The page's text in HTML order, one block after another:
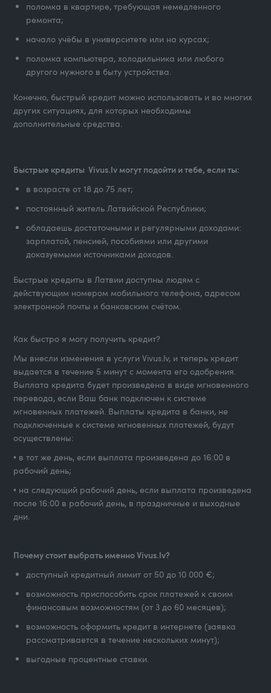
поломка в квартире, требующая немедленного
ремонта;
начало учёбы в университете или на курсах;
поломка компьютера, холодильника или любого
другого нужного в быту устройства.
Конечно, быстрый кредит можно использовать и во многих
других ситуациях, для которых необходимы
дополнительные средства.
Быстрые кредиты Vivus.lv могут подойти и тебе, если ты:
в возрасте от 18 до 75 лет;
постоянный житель Латвийской Республики;
обладаешь достаточными и регулярными доходами:
зарплатой, пенсией, пособиями или другими
доказуемыми источниками доходов.
Быстрые кредиты в Латвии доступны людям с
действующим номером мобильного телефона, адресом
электронной почты и банковским счётом.
Как быстро я могу получить кредит?
Мы внесли изменения в услуги Vivus.lv, и теперь кредит
выдается в течение 5 минут с момента его одобрения.
Выплата кредита будет произведена в виде мгновенного
перевода, если Ваш банк подключен к системе
мгновенных платежей. Выплаты кредита в банки, не
подключенные к системе мгновенных платежей, будут
осуществлены:
• в тот же день, если выплата произведена до 16:00 в
рабочий день;
• на следующий рабочий день, если выплата произведена
после 16:00 в рабочий день, в праздничные и выходные
дни.
Почему стоит выбрать именно Vivus.lv?
доступный кредитный лимит от 50 до 10 000 €;
возможность приспособить срок платежей к своим
финансовым возможностям (от 3 до 60 месяцев);
возможность оформить кредит в интернете (заявка
рассматривается в течение нескольких минут);
выгодные процентные ставки.